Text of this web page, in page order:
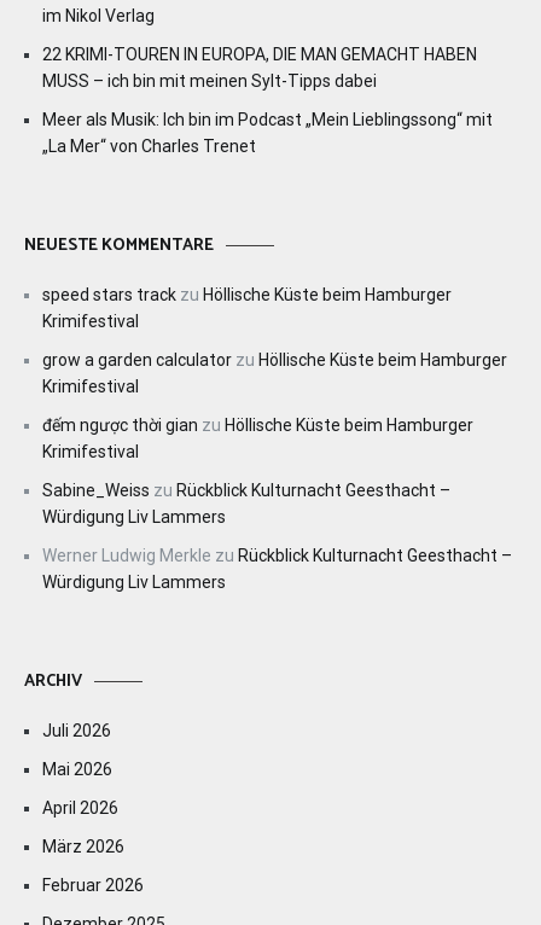
im Nikol Verlag
22 KRIMI-TOUREN IN EUROPA, DIE MAN GEMACHT HABEN
MUSS – ich bin mit meinen Sylt-Tipps dabei
Meer als Musik: Ich bin im Podcast „Mein Lieblingssong“ mit
„La Mer“ von Charles Trenet
NEUESTE KOMMENTARE
speed stars track zu Höllische Küste beim Hamburger
Krimifestival
grow a garden calculator zu Höllische Küste beim Hamburger
Krimifestival
đếm ngược thời gian zu Höllische Küste beim Hamburger
Krimifestival
Sabine_Weiss zu Rückblick Kulturnacht Geesthacht –
Würdigung Liv Lammers
Werner Ludwig Merkle zu Rückblick Kulturnacht Geesthacht –
Würdigung Liv Lammers
ARCHIV
Juli 2026
Mai 2026
April 2026
März 2026
Februar 2026